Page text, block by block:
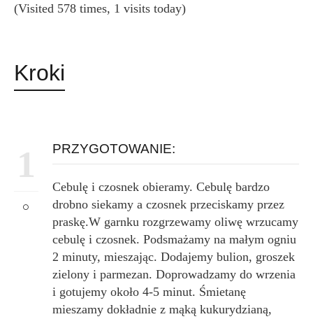
(Visited 578 times, 1 visits today)
Kroki
1 PRZYGOTOWANIE:
Cebulę i czosnek obieramy. Cebulę bardzo
drobno siekamy a czosnek przeciskamy przez
praskę.W garnku rozgrzewamy oliwę wrzucamy
cebulę i czosnek. Podsmażamy na małym ogniu
2 minuty, mieszając. Dodajemy bulion, groszek
zielony i parmezan. Doprowadzamy do wrzenia
i gotujemy około 4-5 minut. Śmietanę
mieszamy dokładnie z mąką kukurydzianą,